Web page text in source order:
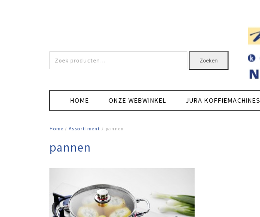
Zoeken
naar:
Zoeken
HOME ONZE WEBWINKEL JURA KOFFIEMACHINES
Home / Assortiment / pannen
pannen